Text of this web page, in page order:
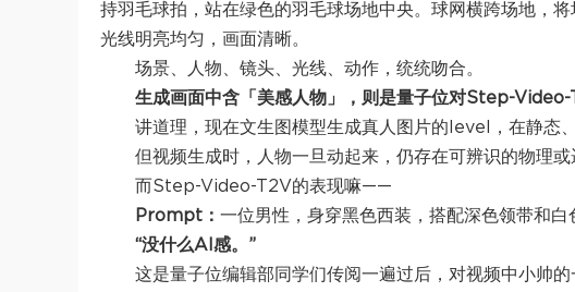
持羽毛球拍，站在绿色的羽毛球场地中央。球网横跨场地，
光线明亮均匀，画面清晰。
场景、人物、镜头、光线、动作，统统吻合。
生成画面中含「美感人物」，则是量子位对Step-Video-
讲道理，现在文生图模型生成真人图片的level，在静态
但视频生成时，人物一旦动起来，仍存在可辨识的物理或
而Step-Video-T2V的表现嘛——
Prompt： 一位男性，身穿黑色西装，搭配深色领带和
“没什么AI感。”
这是量子位编辑部同学们传阅一遍过后，对视频中小帅的